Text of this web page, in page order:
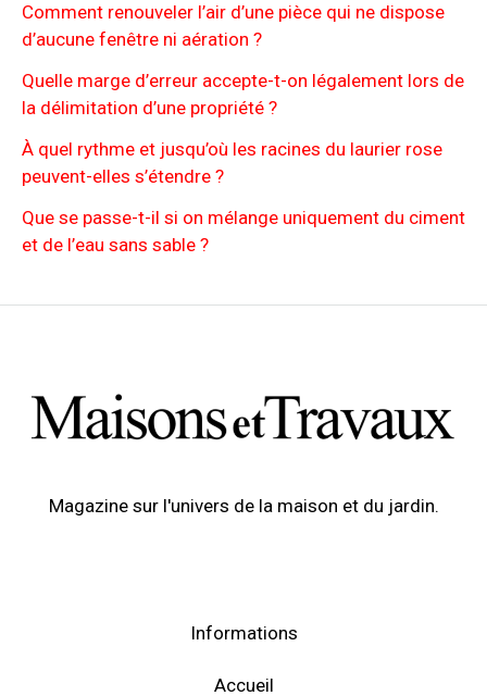
Comment renouveler l’air d’une pièce qui ne dispose
d’aucune fenêtre ni aération ?
Quelle marge d’erreur accepte-t-on légalement lors de
la délimitation d’une propriété ?
À quel rythme et jusqu’où les racines du laurier rose
peuvent-elles s’étendre ?
Que se passe-t-il si on mélange uniquement du ciment
et de l’eau sans sable ?
Magazine sur l'univers de la maison et du jardin.
Informations
Accueil